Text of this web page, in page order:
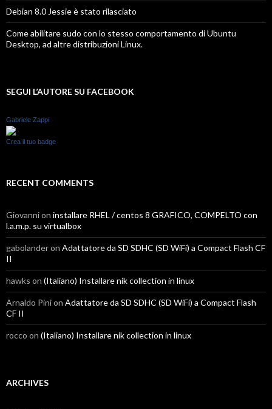
Debian 8.0 Jessie è stato rilasciato
Come abilitare sudo con lo stesso comportamento di Ubuntu
Desktop, ad altre distribuzioni Linux.
SEGUI L’AUTORE SU FACEBOOK
Gabriele Zappi
Crea il tuo badge
RECENT COMMENTS
Giovannion installare RHEL / centos 8 GRAFICO, COMPELTO con
l.a.m.p. su virtualbox
gabolanderon Adattatore da SD SDHC (SD WiFi) a Compact Flash CF
II
hawks on (Italiano) Installare nik collection in linux
Arnaldo Pinion Adattatore da SD SDHC (SD WiFi) a Compact Flash
CF II
rocco on (Italiano) Installare nik collection in linux
ARCHIVES